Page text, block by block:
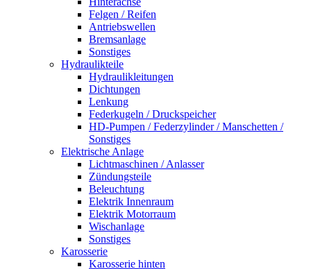
Felgen / Reifen
Antriebswellen
Bremsanlage
Sonstiges
Hydraulikteile
Hydraulikleitungen
Dichtungen
Lenkung
Federkugeln / Druckspeicher
HD-Pumpen / Federzylinder / Manschetten /
Sonstiges
Elektrische Anlage
Lichtmaschinen / Anlasser
Zündungsteile
Beleuchtung
Elektrik Innenraum
Elektrik Motorraum
Wischanlage
Sonstiges
Karosserie
Karosserie hinten